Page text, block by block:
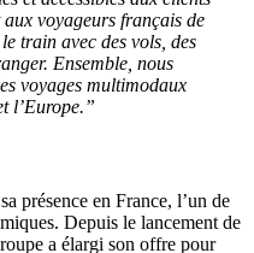
voyageurs français de
train avec des vols, des
Ensemble, nous
voyages multimodaux
l’Europe.”
présence en France, l’un de
Depuis le lancement de
a élargi son offre pour